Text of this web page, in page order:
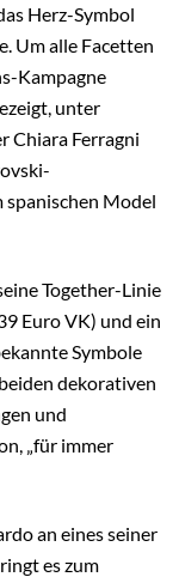
Herz-Symbol
Um alle Facetten
Kampagne
unter
Chiara Ferragni
Model
Together-Linie
Euro VK) und ein
Symbole
dekorativen
und
„für immer
an eines seiner
es zum